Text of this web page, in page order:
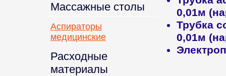
0,01м
Трубка
0,01м
Массажные столы
Аспираторы
медицинские
Расходные
материалы